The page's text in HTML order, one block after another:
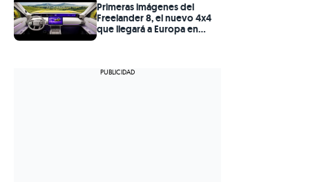
Primeras imágenes del
Freelander 8, el nuevo 4x4
que llegará a Europa en